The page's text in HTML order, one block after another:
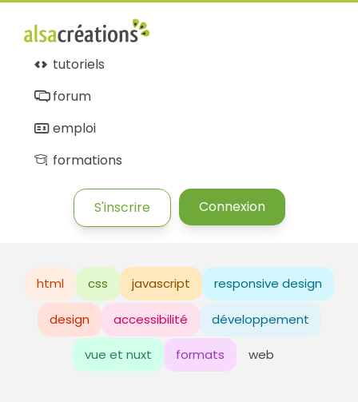
tutoriels
forum
emploi
formations
S'inscrire Connexion
html css javascript responsive design
design accessibilité développement
vue et nuxt formats web